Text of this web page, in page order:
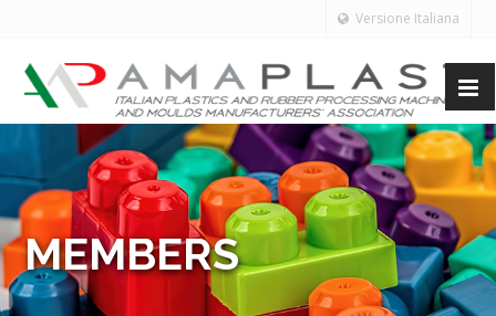
Versione Italiana
MEMBERS